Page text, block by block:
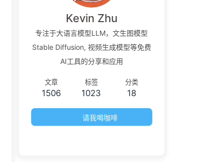
Kevin Zhu
专注于大语言模型LLM，文生图模型
Stable Diffusion, 视频生成模型等免费
AI工具的分享和应用
文章
1506
标签
1023
分类
18
请我喝咖啡